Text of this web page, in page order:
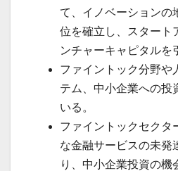
て、イノベーションの
位を確立し、スタート
ンチャーキャピタルを
ファイントック分野や
テム、中小企業への投
いる。
ファイントックセクタ
な金融サービスの未発
り、中小企業投資の機